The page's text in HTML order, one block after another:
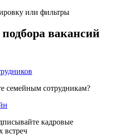
или фильтры
вакансий
семейным сотрудникам?
кадровые
встреч